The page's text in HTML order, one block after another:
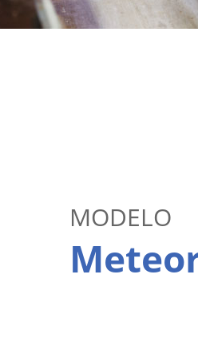
MODELO